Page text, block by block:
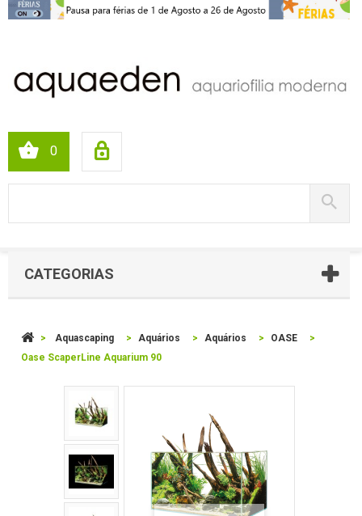
0
CATEGORIAS
> Aquascaping > Aquários > Aquários > OASE
>
Oase ScaperLine Aquarium 90